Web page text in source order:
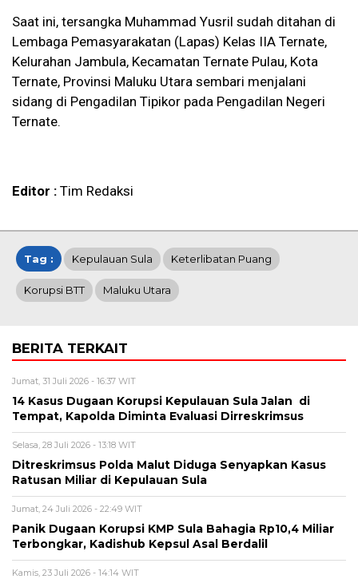
Saat ini, tersangka Muhammad Yusril sudah ditahan di
Lembaga Pemasyarakatan (Lapas) Kelas IIA Ternate,
Kelurahan Jambula, Kecamatan Ternate Pulau, Kota
Ternate, Provinsi Maluku Utara sembari menjalani
sidang di Pengadilan Tipikor pada Pengadilan Negeri
Ternate.
Editor : Tim Redaksi
Tag : Kepulauan Sula Keterlibatan Puang
Korupsi BTT Maluku Utara
BERITA TERKAIT
Jumat, 31 Juli 2026 - 16:37 WIT
14 Kasus Dugaan Korupsi Kepulauan Sula Jalan di
Tempat, Kapolda Diminta Evaluasi Dirreskrimsus
Selasa, 28 Juli 2026 - 13:18 WIT
Ditreskrimsus Polda Malut Diduga Senyapkan Kasus
Ratusan Miliar di Kepulauan Sula
Jumat, 24 Juli 2026 - 22:49 WIT
Panik Dugaan Korupsi KMP Sula Bahagia Rp10,4 Miliar
Terbongkar, Kadishub Kepsul Asal Berdalil
Kamis, 23 Juli 2026 - 14:14 WIT